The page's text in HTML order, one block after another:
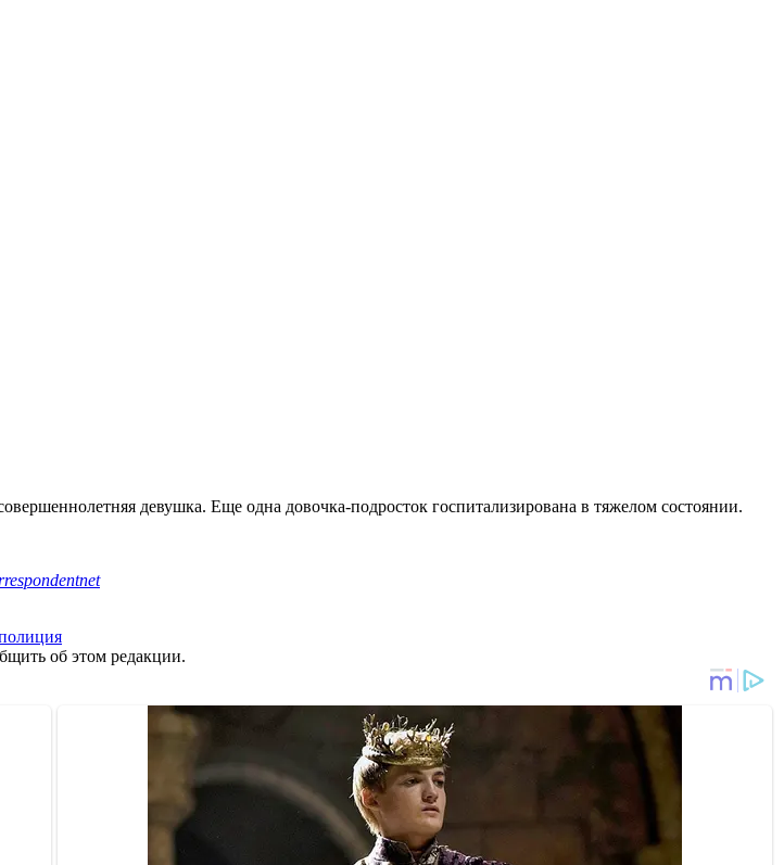
девушка. Еще одна довочка-подросток госпитализирована в тяжелом состоянии.
об этом редакции.